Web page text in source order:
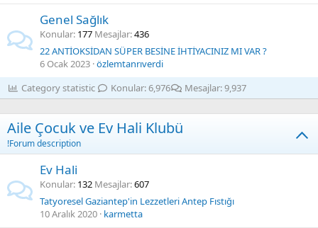
Genel Sağlık
Konular 177 Mesajlar 436
22 ANTİOKSİDAN SÜPER BESİNE İHTİYACINIZ MI VAR ?
6 Ocak 2023 özlemtanrıverdi
Category statistic
Konular 6,976 Mesajlar 9,937
Aile Çocuk ve Ev Hali Klubü
!Forum description
Ev Hali
Konular 132 Mesajlar 607
Tatyoresel Gaziantep'in Lezzetleri Antep Fıstığı
10 Aralık 2020 karmetta